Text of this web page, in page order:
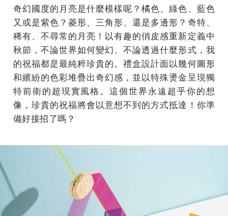
奇幻國度的月亮是什麼模樣呢？橘色、綠色、藍色
又或是紫色？菱形、三角形、還是多邊形？奇特、
稀有、不尋常的月亮！以有趣的俏皮感重新定義中
秋節，不論世界如何變幻、不論透過什麼形式，我
的祝福都是最純粹珍貴的。禮盒設計面以幾何圖形
和繽紛的色彩堆疊出奇幻感，並以特殊燙金呈現獨
特前衛的超現實風格。這個世界永遠超乎你的想
像，珍貴的祝福將會以意想不到的方式抵達！你準
備好接招了嗎？